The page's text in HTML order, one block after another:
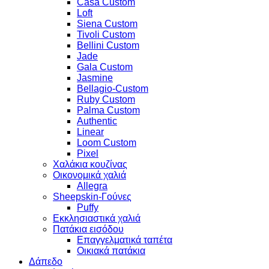
Loft
Siena Custom
Tivoli Custom
Bellini Custom
Jade
Gala Custom
Jasmine
Bellagio-Custom
Ruby Custom
Palma Custom
Authentic
Linear
Loom Custom
Pixel
Χαλάκια κουζίνας
Οικονομικά χαλιά
Allegra
Sheepskin-Γούνες
Puffy
Εκκλησιαστικά χαλιά
Πατάκια εισόδου
Επαγγελματικά ταπέτα
Οικιακά πατάκια
Δάπεδο